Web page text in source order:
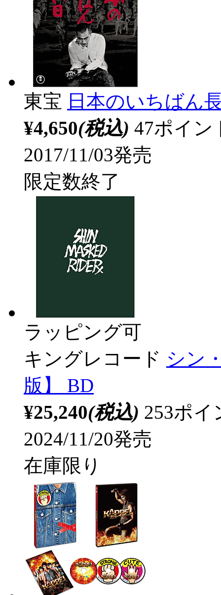
東宝 日本のいちばん
¥4,650(税込) 47ポイ
2017/11/03発売
限定数終了
ラッピング可
キングレコード シン
版】 BD
¥25,240(税込) 253ポ
2024/11/20発売
在庫限り